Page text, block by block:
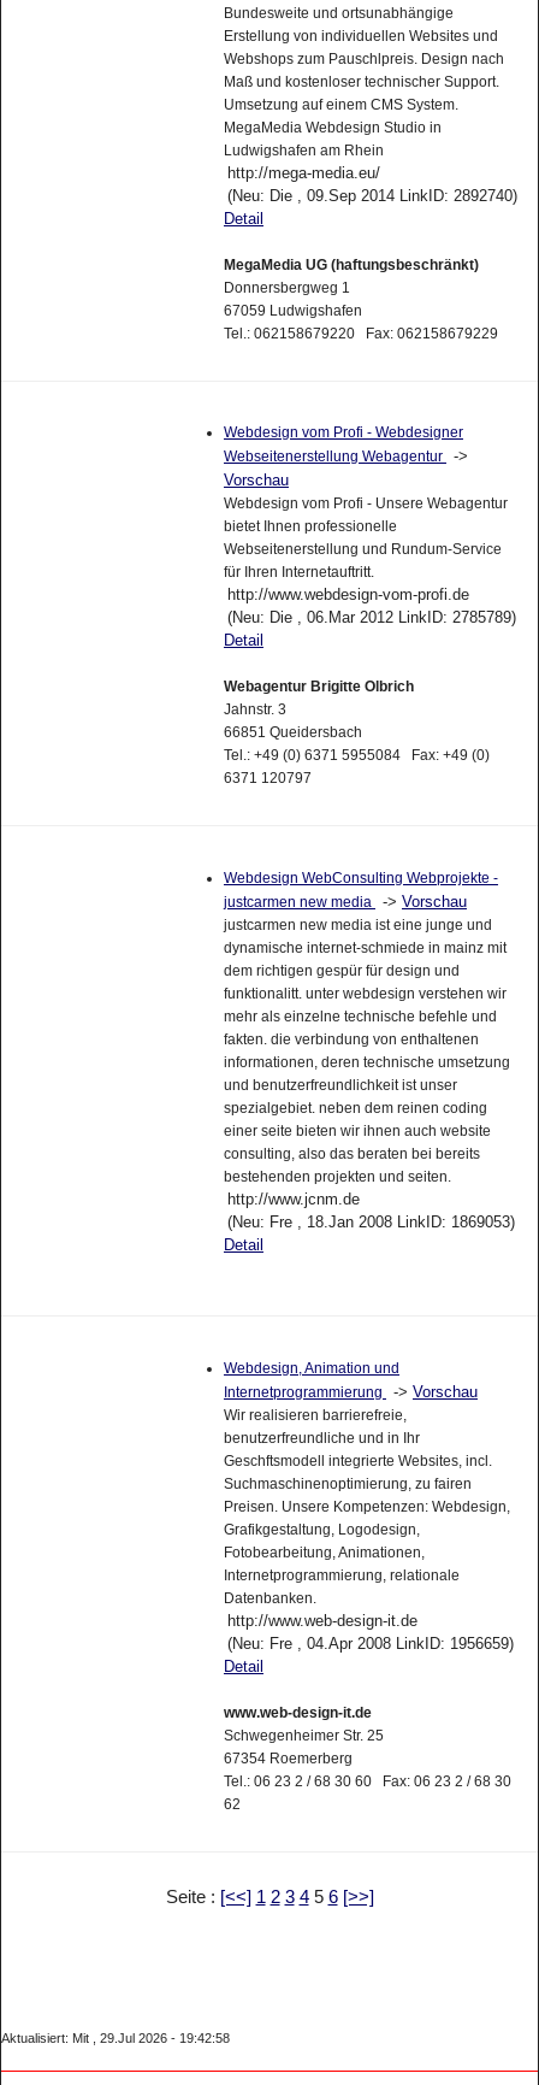
Bundesweite und ortsunabhängige
Erstellung von individuellen Websites und
Webshops zum Pauschlpreis. Design nach
Maß und kostenloser technischer Support.
Umsetzung auf einem CMS System.
MegaMedia Webdesign Studio in
Ludwigshafen am Rhein
http://mega-media.eu/
(Neu: Die , 09.Sep 2014 LinkID: 2892740)
Detail
MegaMedia UG (haftungsbeschränkt)
Donnersbergweg 1
67059 Ludwigshafen
Tel.: 062158679220 Fax: 062158679229
Webdesign vom Profi - Webdesigner
Webseitenerstellung Webagentur
->
Vorschau
Webdesign vom Profi - Unsere Webagentur
bietet Ihnen professionelle
Webseitenerstellung und Rundum-Service
für Ihren Internetauftritt.
http://www.webdesign-vom-profi.de
(Neu: Die , 06.Mar 2012 LinkID: 2785789)
Detail
Webagentur Brigitte Olbrich
Jahnstr. 3
66851 Queidersbach
Tel.: +49 (0) 6371 5955084 Fax: +49 (0)
6371 120797
Webdesign WebConsulting Webprojekte -
justcarmen new media
-> Vorschau
justcarmen new media ist eine junge und
dynamische internet-schmiede in mainz mit
dem richtigen gespür für design und
funktionalitt. unter webdesign verstehen wir
mehr als einzelne technische befehle und
fakten. die verbindung von enthaltenen
informationen, deren technische umsetzung
und benutzerfreundlichkeit ist unser
spezialgebiet. neben dem reinen coding
einer seite bieten wir ihnen auch website
consulting, also das beraten bei bereits
bestehenden projekten und seiten.
http://www.jcnm.de
(Neu: Fre , 18.Jan 2008 LinkID: 1869053)
Detail
Webdesign, Animation und
Internetprogrammierung
-> Vorschau
Wir realisieren barrierefreie,
benutzerfreundliche und in Ihr
Geschftsmodell integrierte Websites, incl.
Suchmaschinenoptimierung, zu fairen
Preisen. Unsere Kompetenzen: Webdesign,
Grafikgestaltung, Logodesign,
Fotobearbeitung, Animationen,
Internetprogrammierung, relationale
Datenbanken.
http://www.web-design-it.de
(Neu: Fre , 04.Apr 2008 LinkID: 1956659)
Detail
www.web-design-it.de
Schwegenheimer Str. 25
67354 Roemerberg
Tel.: 06 23 2 / 68 30 60 Fax: 06 23 2 / 68 30
62
Seite : [<<] 1 2 3 45 6 [>>]
Aktualisiert: Mit , 29.Jul 2026 - 19:42:58